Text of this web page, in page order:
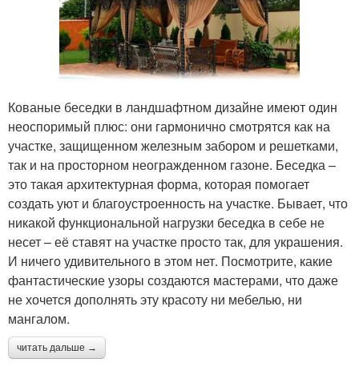
Кованые беседки в ландшафтном дизайне имеют один
неоспоримый плюс: они гармонично смотрятся как на
участке, защищенном железным забором и решетками,
так и на просторном неогражденном газоне. Беседка –
это такая архитектурная форма, которая помогает
создать уют и благоустроенность на участке. Бывает, что
никакой функциональной нагрузки беседка в себе не
несет – её ставят на участке просто так, для украшения.
И ничего удивительного в этом нет. Посмотрите, какие
фантастические узоры создаются мастерами, что даже
не хочется дополнять эту красоту ни мебелью, ни
мангалом.
читать дальше →